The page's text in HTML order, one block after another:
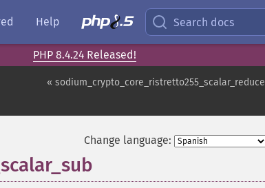
Help Search docs
PHP 8.4.24 Released!
« sodium_crypto_core_ristretto255_scalar_reduce
Change language: